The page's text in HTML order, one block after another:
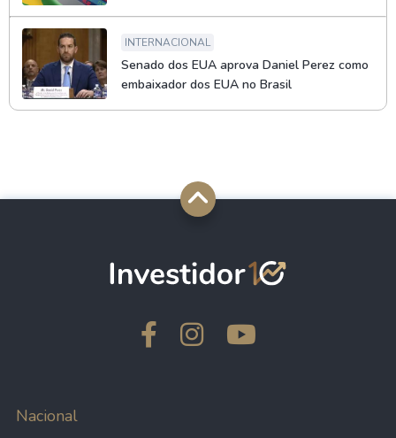
INTERNACIONAL
Senado dos EUA aprova Daniel Perez como
embaixador dos EUA no Brasil
Nacional